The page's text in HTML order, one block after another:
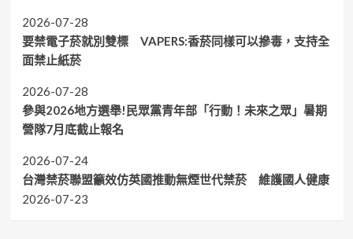
2026-07-28
要禁電子菸就別雙標 VAPERS:香菸同樣可以摻毒，支持全
面禁止紙菸
2026-07-28
參與2026地方選舉!民眾黨青年部「行動！未來之眾」暑期
營隊7月底截止報名
2026-07-24
台灣禁菸聯盟籲效仿英國推動無煙世代禁菸 維護國人健康
2026-07-23